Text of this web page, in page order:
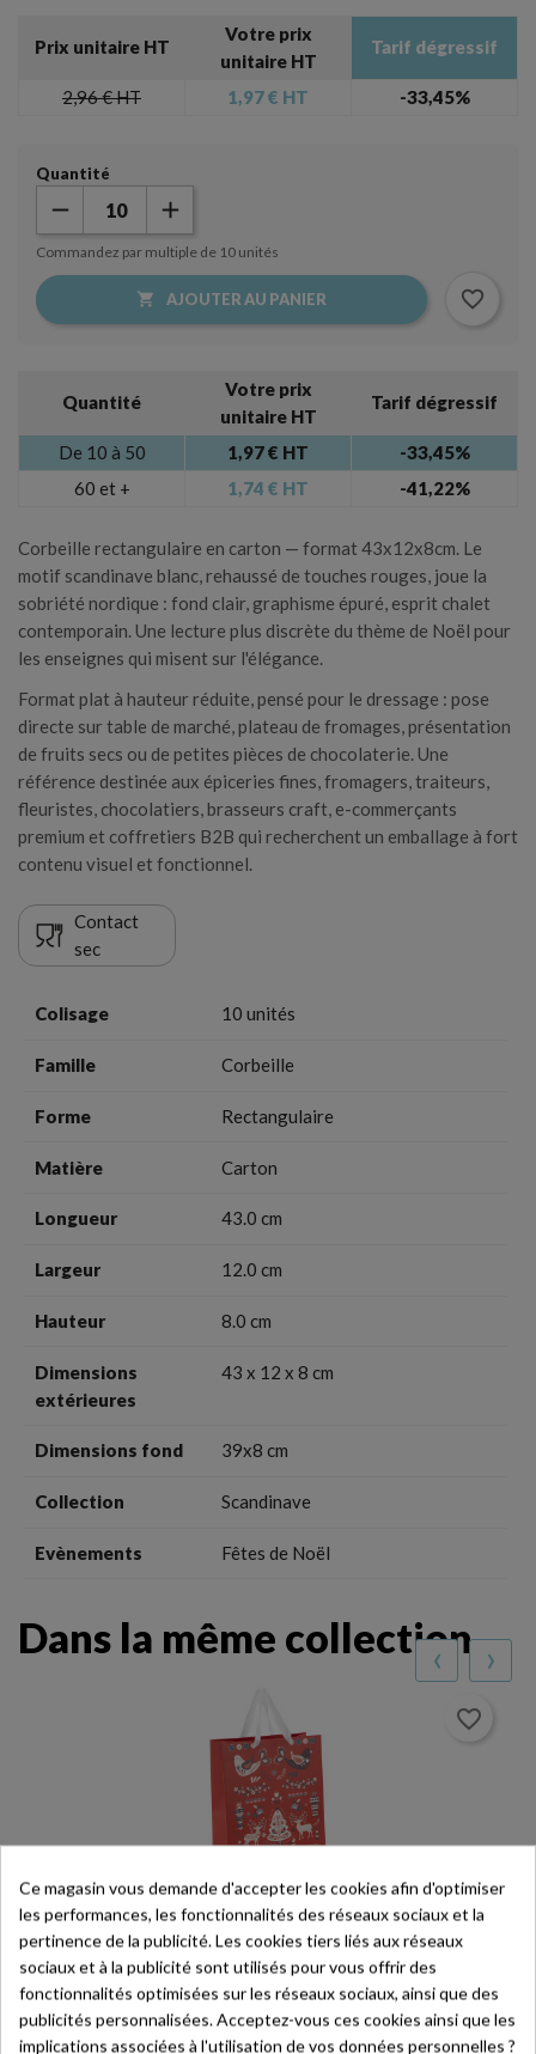
Créer une liste d'envies
Nom de la liste d'envies
Annuler Créer une liste d'envies
Vous devez être connecté pour ajouter des produits à
votre liste d'envies.
Prix unitaire HT
Votre prix
unitaire HT
Tarif dégressif
2,96 €HT 1,97 € HT -33,45%
Quantité
Commandez par multiple de 10 unités
 AJOUTER AU PANIER favorite_border
Quantité
Votre prix
unitaire HT
Tarif dégressif
De 10 à 50 1,97 € HT
-33,45%
60 et +
1,74 € HT -41,22%
Corbeille rectangulaire en carton — format 43x12x8cm. Le
motif scandinave blanc, rehaussé de touches rouges, joue la
sobriété nordique : fond clair, graphisme épuré, esprit chalet
contemporain. Une lecture plus discrète du thème de Noël pour
les enseignes qui misent sur l'élégance.
Format plat à hauteur réduite, pensé pour le dressage : pose
directe sur table de marché, plateau de fromages, présentation
de fruits secs ou de petites pièces de chocolaterie. Une
référence destinée aux épiceries fines, fromagers, traiteurs,
fleuristes, chocolatiers, brasseurs craft, e-commerçants
premium et coffretiers B2B qui recherchent un emballage à fort
contenu visuel et fonctionnel.
Contact
sec
Colisage 10 unités
Famille Corbeille
Forme Rectangulaire
Matière Carton
Longueur 43.0 cm
Largeur 12.0 cm
Hauteur 8.0 cm
Dimensions
extérieures
43 x 12 x 8 cm
Dimensions fond 39x8 cm
Collection Scandinave
Evènements Fêtes de Noël
Dans la même collection
Corbeille Ovale En Osier Et Tissu – Scandinave – 50
X 40 X 13 Cm
50 x 40 x 13 cm
Ref. OS0045
Prix
favorite_border
‹ ›
Ce magasin vous demande d'accepter les cookies afin d'optimiser
les performances, les fonctionnalités des réseaux sociaux et la
pertinence de la publicité. Les cookies tiers liés aux réseaux
sociaux et à la publicité sont utilisés pour vous offrir des
fonctionnalités optimisées sur les réseaux sociaux, ainsi que des
publicités personnalisées. Acceptez-vous ces cookies ainsi que les
implications associées à l'utilisation de vos données personnelles ?